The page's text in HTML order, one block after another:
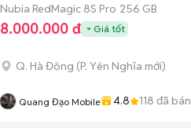
Nubia RedMagic 8S Pro 256 GB
8.000.000 đ Giá tốt
Q. Hà Đông (P. Yên Nghĩa mới)
Quang Đạo Mobile 4.8 118 đã bán